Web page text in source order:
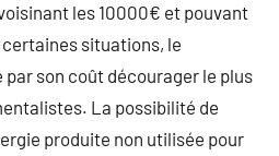
les 10000€ et pouvant
situations, le
par son coût décourager le plus
La possibilité de
produite non utilisée pour